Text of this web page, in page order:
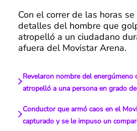
Con el correr de las horas se
detalles del hombre que
atropelló a un ciudadano
afuera del Movistar Arena.
Revelaron nombre del energúmeno
atropelló a una persona en grado
Conductor que armó caos en el
capturado y se le impuso un